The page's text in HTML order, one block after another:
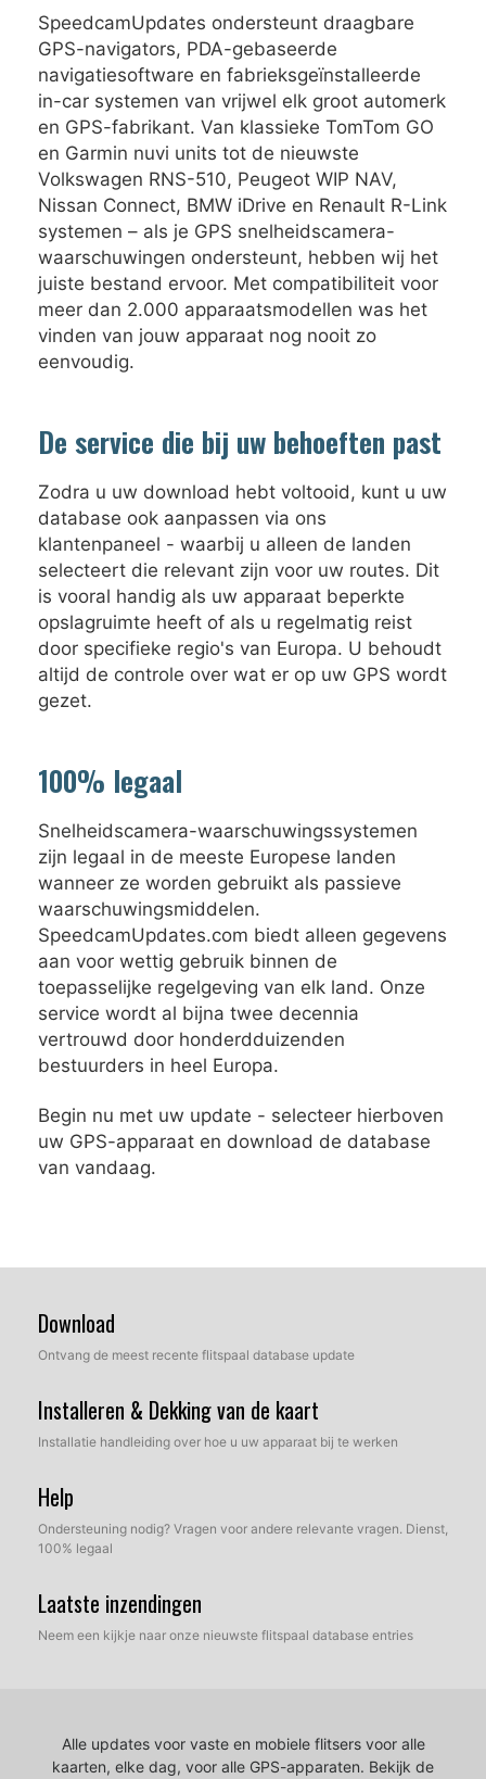
SpeedcamUpdates ondersteunt draagbare
GPS-navigators, PDA-gebaseerde
navigatiesoftware en fabrieksgeïnstalleerde
in-car systemen van vrijwel elk groot automerk
en GPS-fabrikant. Van klassieke TomTom GO
en Garmin nuvi units tot de nieuwste
Volkswagen RNS-510, Peugeot WIP NAV,
Nissan Connect, BMW iDrive en Renault R-Link
systemen – als je GPS snelheidscamera-
waarschuwingen ondersteunt, hebben wij het
juiste bestand ervoor. Met compatibiliteit voor
meer dan 2.000 apparaatsmodellen was het
vinden van jouw apparaat nog nooit zo
eenvoudig.
De service die bij uw behoeften past
Zodra u uw download hebt voltooid, kunt u uw
database ook aanpassen via ons
klantenpaneel - waarbij u alleen de landen
selecteert die relevant zijn voor uw routes. Dit
is vooral handig als uw apparaat beperkte
opslagruimte heeft of als u regelmatig reist
door specifieke regio's van Europa. U behoudt
altijd de controle over wat er op uw GPS wordt
gezet.
100% legaal
Snelheidscamera-waarschuwingssystemen
zijn legaal in de meeste Europese landen
wanneer ze worden gebruikt als passieve
waarschuwingsmiddelen.
SpeedcamUpdates.com biedt alleen gegevens
aan voor wettig gebruik binnen de
toepasselijke regelgeving van elk land. Onze
service wordt al bijna twee decennia
vertrouwd door honderdduizenden
bestuurders in heel Europa.
Begin nu met uw update - selecteer hierboven
uw GPS-apparaat en download de database
van vandaag.
Download
Ontvang de meest recente flitspaal database update
Installeren & Dekking van de kaart
Installatie handleiding over hoe u uw apparaat bij te werken
Help
Ondersteuning nodig? Vragen voor andere relevante vragen. Dienst,
100% legaal
Laatste inzendingen
Neem een kijkje naar onze nieuwste flitspaal database entries
Alle updates voor vaste en mobiele flitsers voor alle
kaarten, elke dag, voor alle GPS-apparaten. Bekijk de